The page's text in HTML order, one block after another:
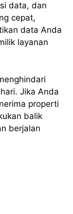
data, dan
cepat,
data Anda
layanan
Jika Anda
properti
balik
berjalan